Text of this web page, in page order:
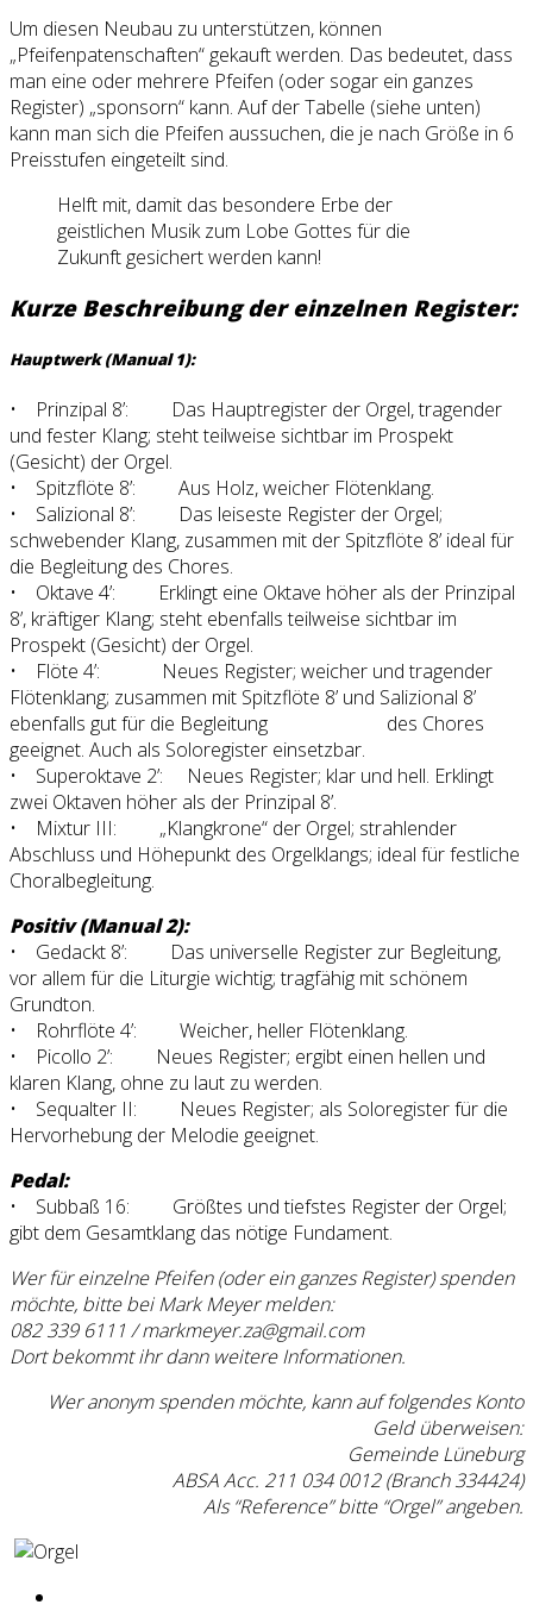
Um diesen Neubau zu unterstützen, können
„Pfeifenpatenschaften“ gekauft werden. Das bedeutet, dass
man eine oder mehrere Pfeifen (oder sogar ein ganzes
Register) „sponsorn“ kann. Auf der Tabelle (siehe unten)
kann man sich die Pfeifen aussuchen, die je nach Größe in 6
Preisstufen eingeteilt sind.
Helft mit, damit das besondere Erbe der
geistlichen Musik zum Lobe Gottes für die
Zukunft gesichert werden kann!
Kurze Beschreibung der einzelnen Register:
Hauptwerk (Manual 1):
• Prinzipal 8’: Das Hauptregister der Orgel, tragender
und fester Klang; steht teilweise sichtbar im Prospekt
(Gesicht) der Orgel.
• Spitzflöte 8’: Aus Holz, weicher Flötenklang.
• Salizional 8’: Das leiseste Register der Orgel;
schwebender Klang, zusammen mit der Spitzflöte 8’ ideal für
die Begleitung des Chores.
• Oktave 4’: Erklingt eine Oktave höher als der Prinzipal
8’, kräftiger Klang; steht ebenfalls teilweise sichtbar im
Prospekt (Gesicht) der Orgel.
• Flöte 4’: Neues Register; weicher und tragender
Flötenklang; zusammen mit Spitzflöte 8’ und Salizional 8’
ebenfalls gut für die Begleitung des Chores
geeignet. Auch als Soloregister einsetzbar.
• Superoktave 2’: Neues Register; klar und hell. Erklingt
zwei Oktaven höher als der Prinzipal 8’.
• Mixtur III: „Klangkrone“ der Orgel; strahlender
Abschluss und Höhepunkt des Orgelklangs; ideal für festliche
Choralbegleitung.
Positiv (Manual 2):
• Gedackt 8’: Das universelle Register zur Begleitung,
vor allem für die Liturgie wichtig; tragfähig mit schönem
Grundton.
• Rohrflöte 4’: Weicher, heller Flötenklang.
• Picollo 2’: Neues Register; ergibt einen hellen und
klaren Klang, ohne zu laut zu werden.
• Sequalter II: Neues Register; als Soloregister für die
Hervorhebung der Melodie geeignet.
Pedal:
• Subbaß 16: Größtes und tiefstes Register der Orgel;
gibt dem Gesamtklang das nötige Fundament.
Wer für einzelne Pfeifen (oder ein ganzes Register) spenden
möchte, bitte bei Mark Meyer melden:
082 339 6111 / markmeyer.za@gmail.com
Dort bekommt ihr dann weitere Informationen.
Wer anonym spenden möchte, kann auf folgendes Konto
Geld überweisen:
Gemeinde Lüneburg
ABSA Acc. 211 034 0012 (Branch 334424)
Als “Reference” bitte “Orgel” angeben.